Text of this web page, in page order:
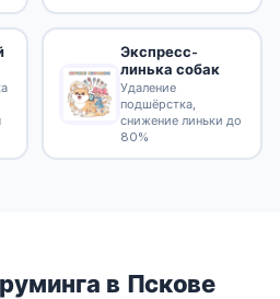
Экспресс-
линька собак
Удаление
подшёрстка,
снижение линьки до
80%
в Пскове